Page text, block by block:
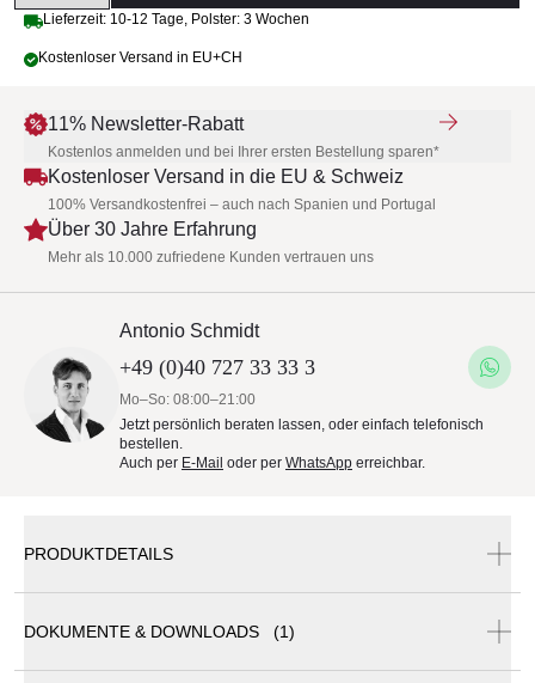
Lieferzeit: 10-12 Tage, Polster: 3 Wochen
Kostenloser Versand in EU+CH
11% Newsletter-Rabatt
Kostenlos anmelden und bei Ihrer ersten Bestellung sparen*
Kostenloser Versand in die EU & Schweiz
100% Versandkostenfrei – auch nach Spanien und Portugal
Über 30 Jahre Erfahrung
Mehr als 10.000 zufriedene Kunden vertrauen uns
Antonio Schmidt
+49 (0)40 727 33 33 3
Mo–So: 08:00–21:00
Jetzt persönlich beraten lassen, oder einfach telefonisch
bestellen.
Auch per E-Mail oder per WhatsApp erreichbar.
PRODUKTDETAILS
DOKUMENTE & DOWNLOADS (1)